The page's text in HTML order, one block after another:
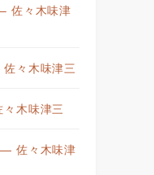
佐々木味津
々木味津三
木味津三
佐々木味津